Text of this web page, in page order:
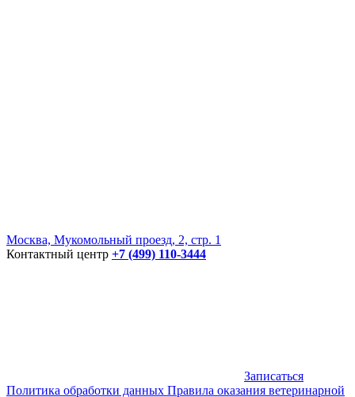
Москва, Мукомольный проезд, 2, стр. 1
Контактный центр +7 (499) 110-3444
Записаться
Политика обработки данных Правила оказания ветеринарной